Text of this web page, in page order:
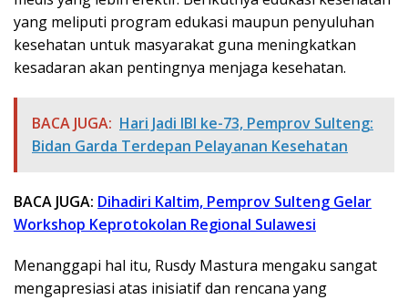
yang meliputi program edukasi maupun penyuluhan
kesehatan untuk masyarakat guna meningkatkan
kesadaran akan pentingnya menjaga kesehatan.
BACA JUGA: Hari Jadi IBI ke-73, Pemprov Sulteng:
Bidan Garda Terdepan Pelayanan Kesehatan
BACA JUGA: Dihadiri Kaltim, Pemprov Sulteng Gelar
Workshop Keprotokolan Regional Sulawesi
Menanggapi hal itu, Rusdy Mastura mengaku sangat
mengapresiasi atas inisiatif dan rencana yang